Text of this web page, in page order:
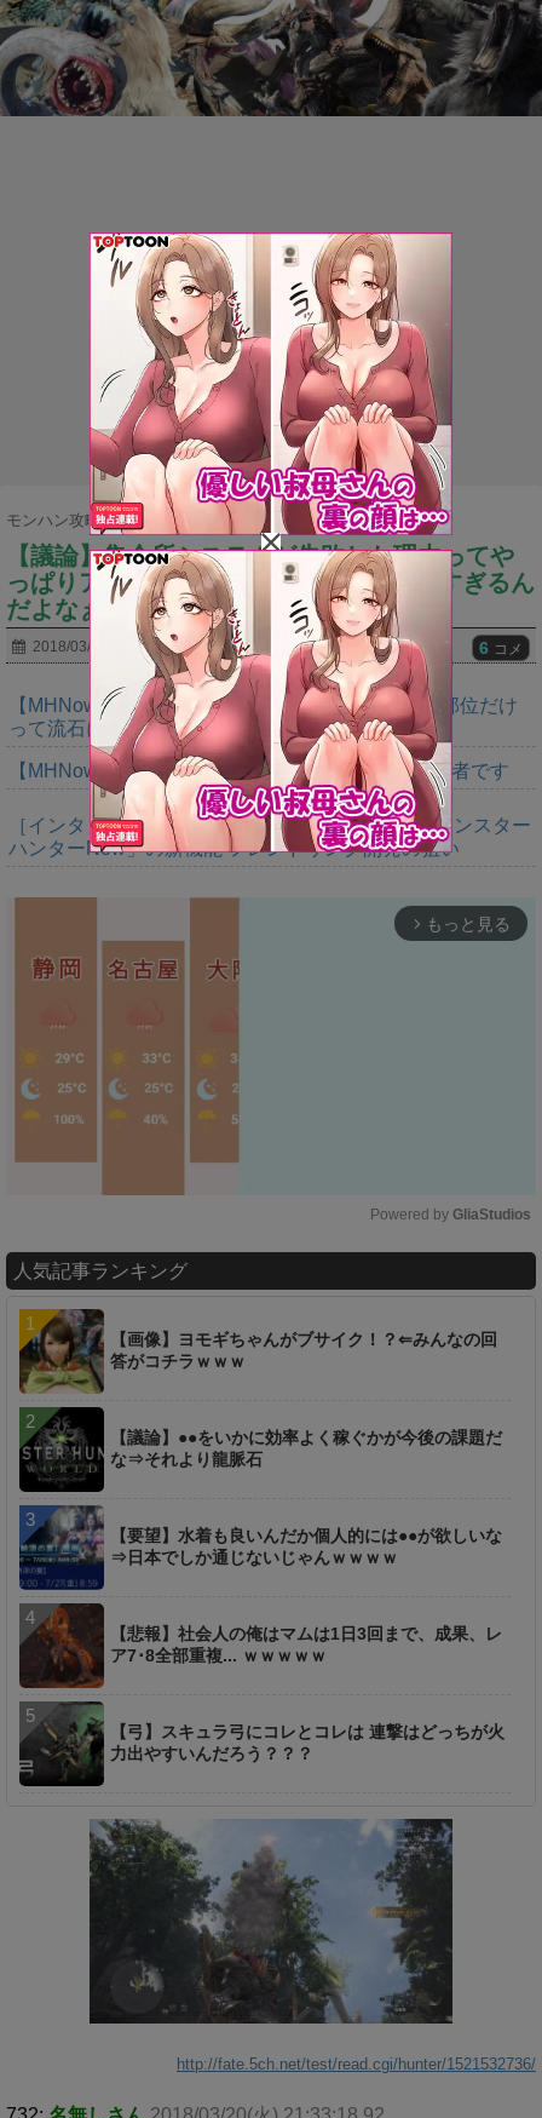
モンハン攻略まとめ隊 > 未分類
【議論】集会所システムが失敗した理由ってや
っぱりアレのせいなのかな・・・⇐便利すぎるん
だよなぁ…
2018/03/21 6 コメ
【MHNow】150回は錬成してダブルインパクト２部位だけ
って流石に泣けてくる
【MHNow】週間1000は上積みの上積みなんで異常者です
［インタビュー］距離を超えて，一緒に狩る。「モンスター
ハンターNow」の新機能 フレンドリンク開発の狙い
arrow_forward_ios もっと見る
u
e
Powered by GliaStudios
人気記事ランキング
【画像】ヨモギちゃんがブサイク！？⇐みんなの回
答がコチラｗｗｗ
【議論】●●をいかに効率よく稼ぐかが今後の課題だ
な⇒それより龍脈石
【要望】水着も良いんだか個人的には●●が欲しいな
⇒日本でしか通じないじゃんｗｗｗｗ
【悲報】社会人の俺はマムは1日3回まで、成果、レ
ア7･8全部重複... ｗｗｗｗｗ
【弓】スキュラ弓にコレとコレは 連撃はどっちが火
力出やすいんだろう？？？
http://fate.5ch.net/test/read.cgi/hunter/1521532736/